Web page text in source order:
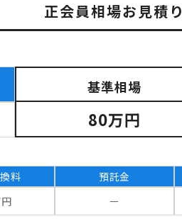
正会員相場お見積り
基準相場
80万円
料 預託金
ー